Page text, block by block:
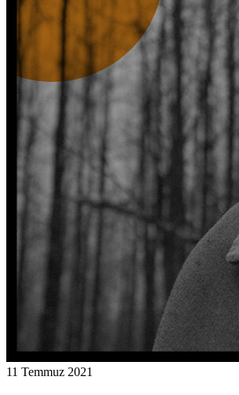
11 Temmuz 2021